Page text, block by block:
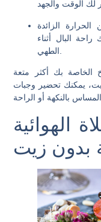
الزائدة
راحة البال أثناء
الخاصة بك أكثر متعة
زيت، يمكنك تحضير وجبات
الهوائية
بدون زيت